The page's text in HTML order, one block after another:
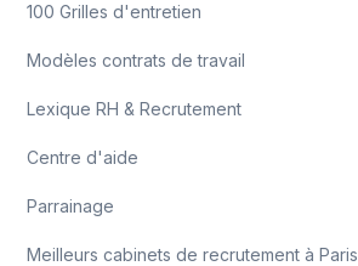
100 Grilles d'entretien
Modèles contrats de travail
Lexique RH & Recrutement
Centre d'aide
Parrainage
Meilleurs cabinets de recrutement à Paris